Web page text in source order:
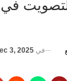
في 3, 2025